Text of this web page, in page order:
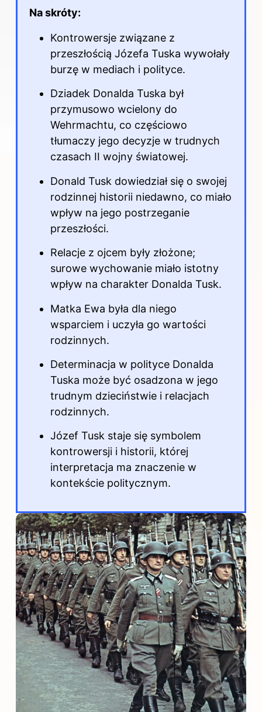
Na skróty:
Kontrowersje związane z
przeszłością Józefa Tuska wywołały
burzę w mediach i polityce.
Dziadek Donalda Tuska był
przymusowo wcielony do
Wehrmachtu, co częściowo
tłumaczy jego decyzje w trudnych
czasach II wojny światowej.
Donald Tusk dowiedział się o swojej
rodzinnej historii niedawno, co miało
wpływ na jego postrzeganie
przeszłości.
Relacje z ojcem były złożone;
surowe wychowanie miało istotny
wpływ na charakter Donalda Tusk.
Matka Ewa była dla niego
wsparciem i uczyła go wartości
rodzinnych.
Determinacja w polityce Donalda
Tuska może być osadzona w jego
trudnym dzieciństwie i relacjach
rodzinnych.
Józef Tusk staje się symbolem
kontrowersji i historii, której
interpretacja ma znaczenie w
kontekście politycznym.